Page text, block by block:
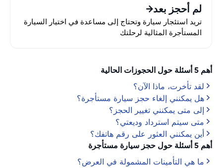
لم أحجز بعد
تريد استئجار سيارة وتحتاج إلى مساعدة في اختيار السيارة
المستأجرة المثالية لرحلتك
أهم 5 أسئلة حول الحجوزات الحالية
لقد تأخرت، ماذا الآن؟
هل يمكنني إلغاء حجز سيارة مستأجرة؟
إلى متى يمكنني تغيير الحجز؟
متى سيتم استرداد وديعتي؟
أين يمكنني العثور على رقم هاتفك؟
أهم 5 أسئلة حول حجز سيارة مستأجرة
ما هي التأمينات المشمولة في العرض؟